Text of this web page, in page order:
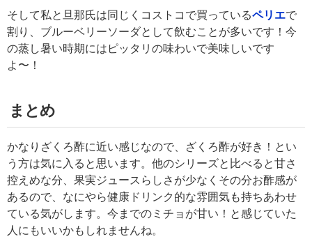
そして私と旦那氏は同じくコストコで買っているペリエで
割り、ブルーベリーソーダとして飲むことが多いです！今
の蒸し暑い時期にはピッタリの味わいで美味しいです
よ〜！
まとめ
かなりざくろ酢に近い感じなので、ざくろ酢が好き！とい
う方は気に入ると思います。他のシリーズと比べると甘さ
控えめな分、果実ジュースらしさが少なくその分お酢感が
あるので、なにやら健康ドリンク的な雰囲気も持ちあわせ
ている気がします。今までのミチョが甘い！と感じていた
人にもいいかもしれませんね。